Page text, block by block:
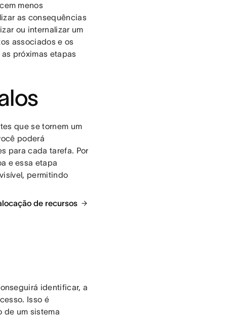
menos
as consequências
ou internalizar um
associados e os
próximas etapas
que se tornem um
poderá
para cada tarefa. Por
e essa etapa
permitindo
de recursos
identificar, a
Isso é
de um sistema